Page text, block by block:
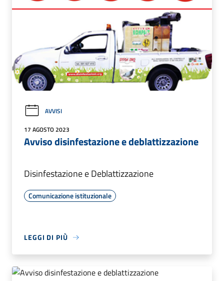
AVVISI
17 AGOSTO 2023
Avviso disinfestazione e deblattizzazione
Disinfestazione e Deblattizzazione
Comunicazione istituzionale
LEGGI DI PIÙ